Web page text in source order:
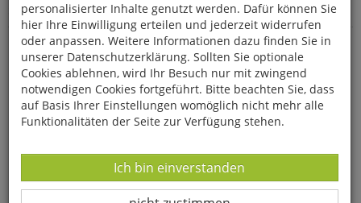
Startseite Bücher Verschiedene Sachgebiete
How dare you!
personalisierter Inhalte genutzt werden. Dafür können Sie
hier Ihre Einwilligung erteilen und jederzeit widerrufen
oder anpassen. Weitere Informationen dazu finden Sie in
unserer Datenschutzerklärung. Sollten Sie optionale
Cookies ablehnen, wird Ihr Besuch nur mit zwingend
notwendigen Cookies fortgeführt. Bitte beachten Sie, dass
auf Basis Ihrer Einstellungen womöglich nicht mehr alle
Funktionalitäten der Seite zur Verfügung stehen.
Datenverarbeitung -
Ich bin einverstanden